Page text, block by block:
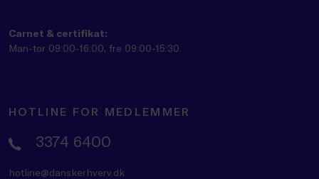
Carnet & certifikat:
Man-tor 09:00-16:00, fre 09:00-15:30.
HOTLINE FOR MEDLEMMER
3374 6400
hotline@danskerhverv.dk